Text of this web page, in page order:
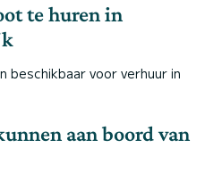
te huren in
beschikbaar voor verhuur in
aan boord van